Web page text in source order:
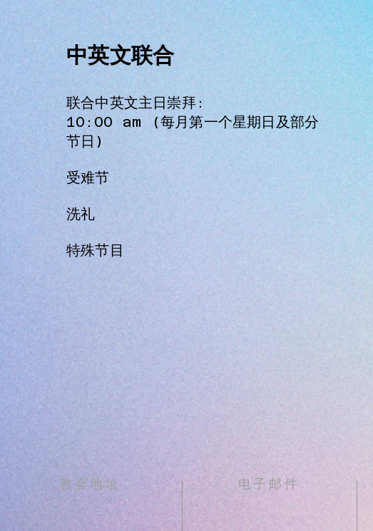
中英文联合
联合中英文主日崇拜:
10:00 am (每月第一个星期日及部分
节日)
受难节
洗礼
特殊节目
教会地址 电子邮件